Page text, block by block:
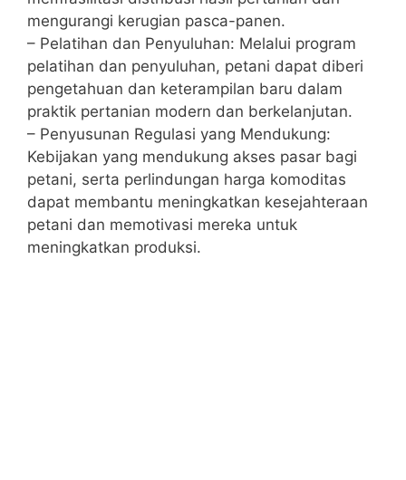
mengurangi kerugian pasca-panen.
– Pelatihan dan Penyuluhan: Melalui program
pelatihan dan penyuluhan, petani dapat diberi
pengetahuan dan keterampilan baru dalam
praktik pertanian modern dan berkelanjutan.
– Penyusunan Regulasi yang Mendukung:
Kebijakan yang mendukung akses pasar bagi
petani, serta perlindungan harga komoditas
dapat membantu meningkatkan kesejahteraan
petani dan memotivasi mereka untuk
meningkatkan produksi.